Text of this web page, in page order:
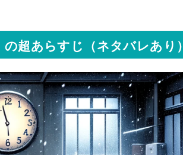
超あらすじ（ネタバレあり）